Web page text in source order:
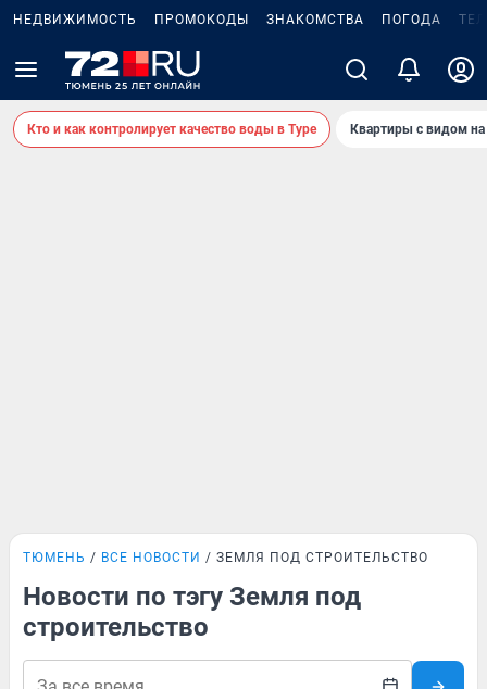
НЕДВИЖИМОСТЬ ПРОМОКОДЫ ЗНАКОМСТВА ПОГОДА
Кто и как контролирует качество воды в Туре Квартиры с видом на
ТЮМЕНЬ ВСЕ НОВОСТИ ЗЕМЛЯ ПОД СТРОИТЕЛЬСТВО
Новости по тэгу Земля под
строительство